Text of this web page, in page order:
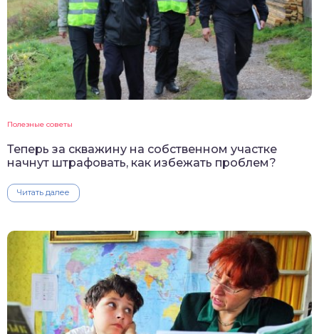
Полезные советы
Теперь за скважину на собственном участке
начнут штрафовать, как избежать проблем?
Читать далее